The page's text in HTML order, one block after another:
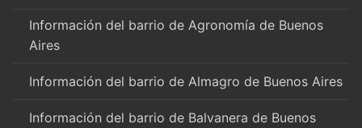
Información del barrio de Agronomía de Buenos
Aires
Información del barrio de Almagro de Buenos Aires
Información del barrio de Balvanera de Buenos